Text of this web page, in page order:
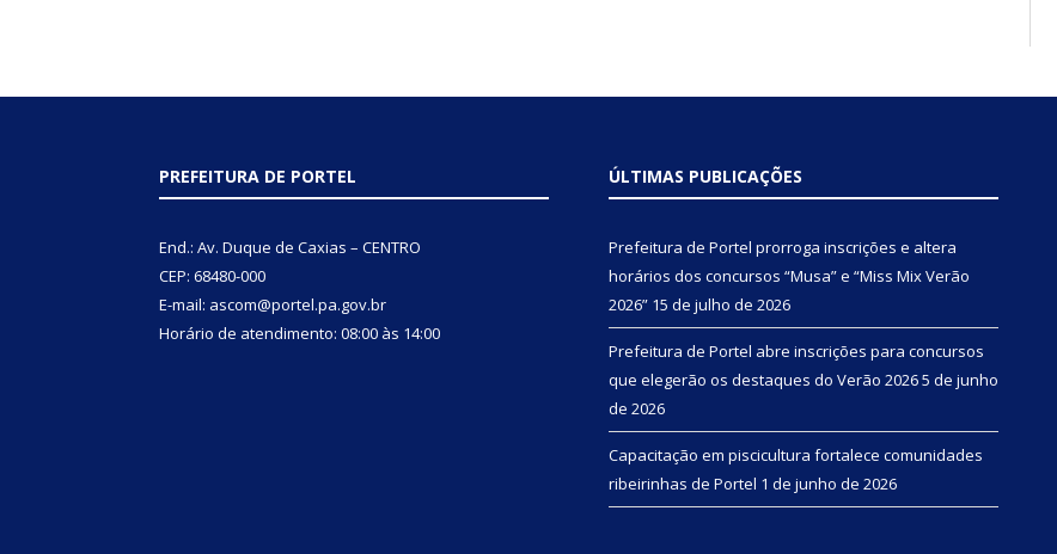
PREFEITURA DE PORTEL
End.: Av. Duque de Caxias – CENTRO
CEP: 68480-000
E-mail: ascom@portel.pa.gov.br
Horário de atendimento: 08:00 às 14:00
ÚLTIMAS PUBLICAÇÕES
Prefeitura de Portel prorroga inscrições e altera
horários dos concursos “Musa” e “Miss Mix Verão
2026” 15 de julho de 2026
Prefeitura de Portel abre inscrições para concursos
que elegerão os destaques do Verão 20265 de junho
de 2026
Capacitação em piscicultura fortalece comunidades
ribeirinhas de Portel 1 de junho de 2026